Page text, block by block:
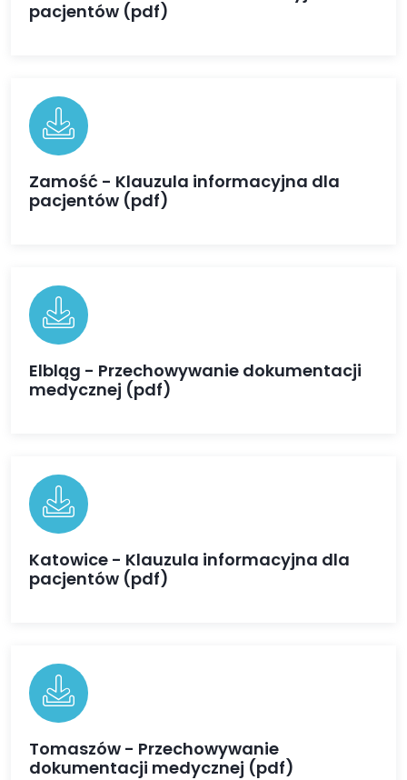
pacjentów (pdf)
Zamość - Klauzula informacyjna dla
pacjentów (pdf)
Elbląg - Przechowywanie dokumentacji
medycznej (pdf)
Katowice - Klauzula informacyjna dla
pacjentów (pdf)
Tomaszów - Przechowywanie
dokumentacji medycznej (pdf)